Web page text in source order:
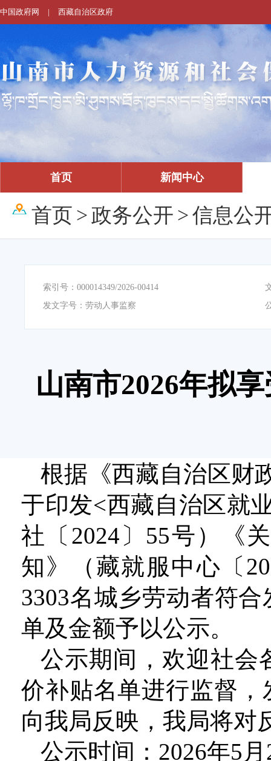
中国政府网 | 西藏自治区政府
首页 新闻中心
首页 > 政务公开 >信息公
索引号： 000014349/2026-00414
发文字号： 劳动人事监察
山南市2026年拟
根据《西藏自治区财
于印发<西藏自治区就
社〔2024〕55号）《
知》（藏就服中心〔
3303名城乡劳动者符
单及金额予以公示。
公示期间，欢迎社会
价补贴名单进行监督
向我局反映，我局将对
公示时间：2026年5